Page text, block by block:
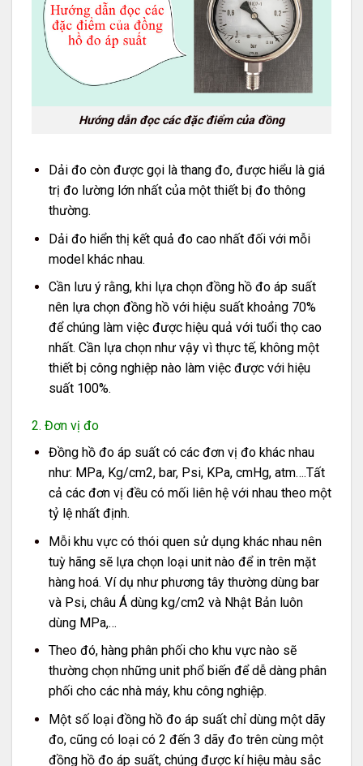
Hướng dẫn đọc các đặc điểm của đồng
Dải đo còn được gọi là thang đo, được hiểu là giá
trị đo lường lớn nhất của một thiết bị đo thông
thường.
Dải đo hiển thị kết quả đo cao nhất đối với mỗi
model khác nhau.
Cần lưu ý rằng, khi lựa chọn đồng hồ đo áp suất
nên lựa chọn đồng hồ với hiệu suất khoảng 70%
để chúng làm việc được hiệu quả với tuổi thọ cao
nhất. Cần lựa chọn như vậy vì thực tế, không một
thiết bị công nghiệp nào làm việc được với hiệu
suất 100%.
2. Đơn vị đo
Đồng hồ đo áp suất có các đơn vị đo khác nhau
như: MPa, Kg/cm2, bar, Psi, KPa, cmHg, atm….Tất
cả các đơn vị đều có mối liên hệ với nhau theo một
tỷ lệ nhất định.
Mỗi khu vực có thói quen sử dụng khác nhau nên
tuỳ hãng sẽ lựa chọn loại unit nào để in trên mặt
hàng hoá. Ví dụ như phương tây thường dùng bar
và Psi, châu Á dùng kg/cm2 và Nhật Bản luôn
dùng MPa,…
Theo đó, hàng phân phối cho khu vực nào sẽ
thường chọn những unit phổ biến để dễ dàng phân
phối cho các nhà máy, khu công nghiệp.
Một số loại đồng hồ đo áp suất chỉ dùng một dãy
đo, cũng có loại có 2 đến 3 dãy đo trên cùng một
đồng hồ đo áp suất, chúng được kí hiệu màu sắc